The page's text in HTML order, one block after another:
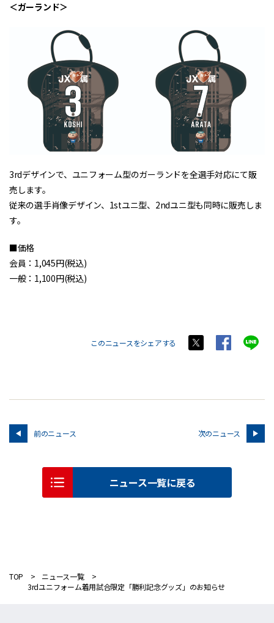
＜ガーランド＞
3rdデザインで、ユニフォーム型のガーランドを全選手対応にて販
売します。
従来の選手肖像デザイン、1stユニ型、2ndユニ型も同時に販売しま
す。
■価格
会員：1,045円(税込)
一般：1,100円(税込)
このニュースをシェアする
前のニュース 次のニュース
ニュース一覧に戻る
TOP
ニュース一覧
3rdユニフォーム着用試合限定「勝利記念グッズ」のお知らせ